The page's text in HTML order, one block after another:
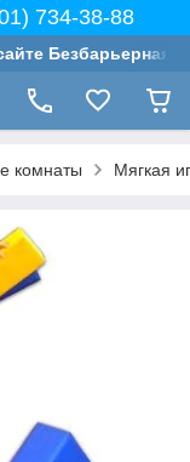
734-38-88
Безбарьерная
комнаты Мягкая